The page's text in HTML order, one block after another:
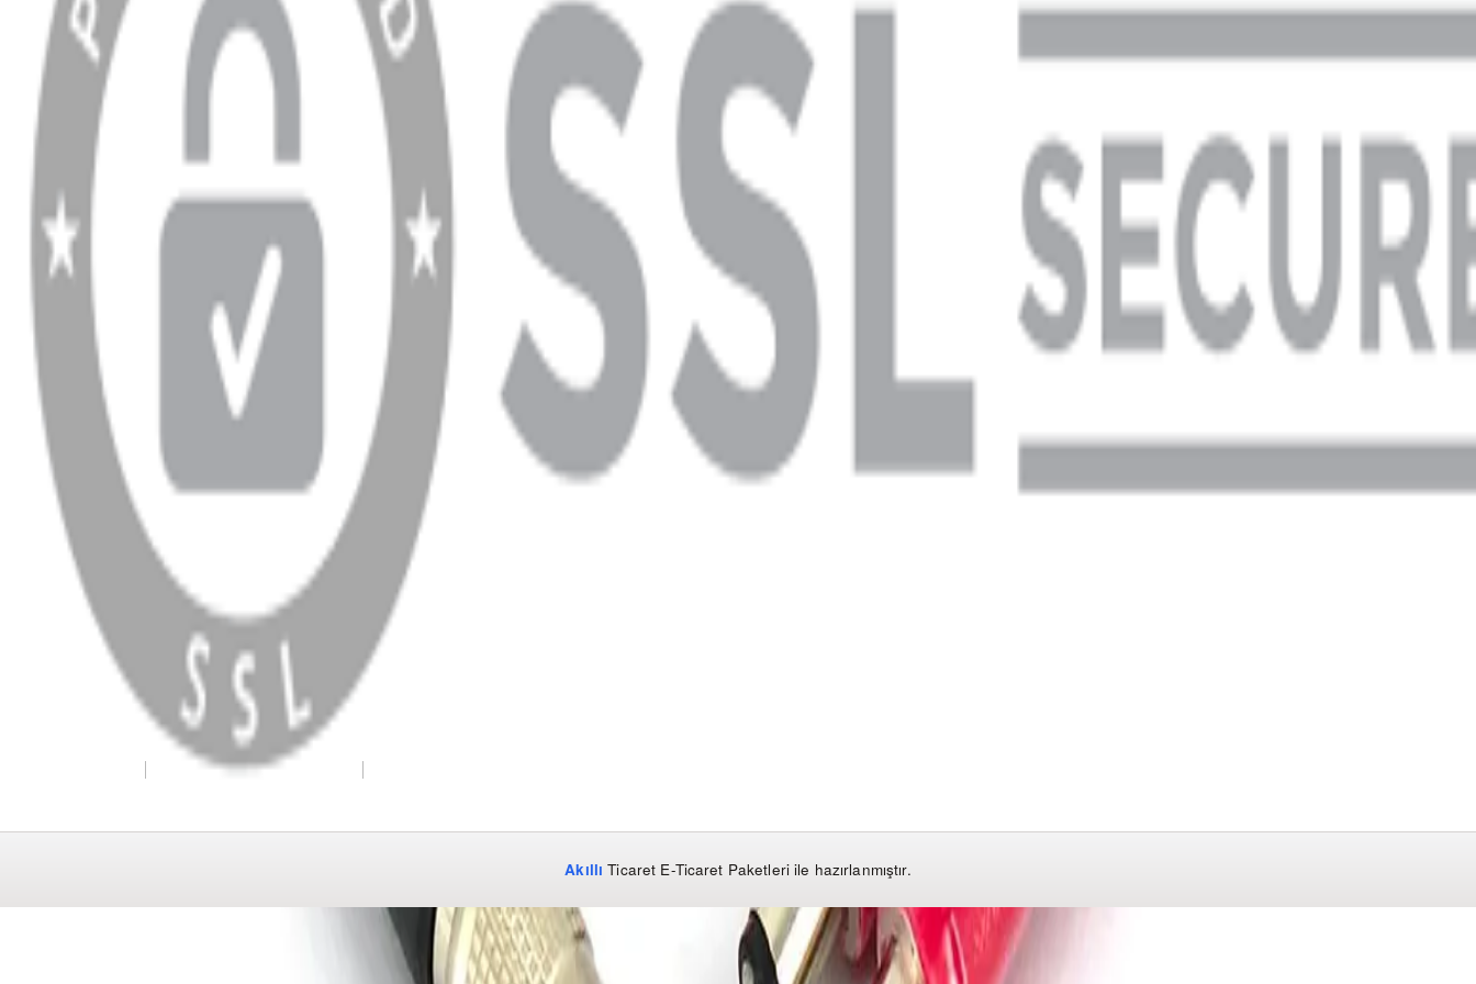
YARDIM VE DESTEK
Ödeme ve Teslimat Şartları
Garanti ve İade Şartları
info@dukkanhifi.com0850 441 40 44
0850 441 40 44
Pazartesi - Cuma 09:30 - 19:30, Cumartesi 10:00 - 18:00
Facebook Instagram YouTube
Dükkan Hifi. Tüm Hakları Saklıdır
Kullanım Koşulları ve Gizlilik
Akıllı Ticaret E-Ticaret Paketleriile hazırlanmıştır.